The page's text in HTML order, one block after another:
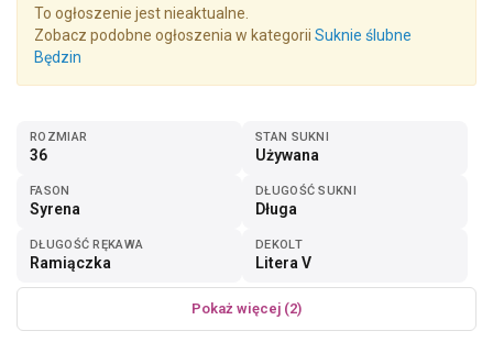
To ogłoszenie jest nieaktualne.
Zobacz podobne ogłoszenia w kategorii Suknie ślubne
Będzin
ROZMIAR
36
STAN SUKNI
Używana
FASON
Syrena
DŁUGOŚĆ SUKNI
Długa
DŁUGOŚĆ RĘKAWA
Ramiączka
DEKOLT
Litera V
Pokaż więcej (2)